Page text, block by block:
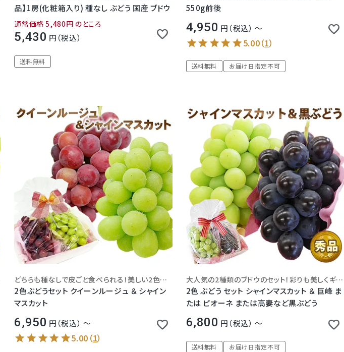
品】1房(化粧箱入り) 種なし ぶどう 国産 ブドウ
通常価格 5,480 のところ
5,430 税込
送料無料
550g前後
4,950 税込 〜
5.00（1）
送料無料 お届け日指定不可
どちらも種なしで皮ごと食べられる！美しい2色のぶどうをクール宅急便で大切にお届けします。
2色ぶどうセット クイーンルージュ ＆ シャイン
マスカット
6,950 税込 〜
5.00 （1）
大人気の2種類のブドウのセット！彩りも美しくギフトに最適！
2色 ぶどう セット シャインマスカット ＆ 巨峰 ま
たは ピオーネ または高妻など黒ぶどう
6,800 税込 〜
送料無料 お届け日指定不可